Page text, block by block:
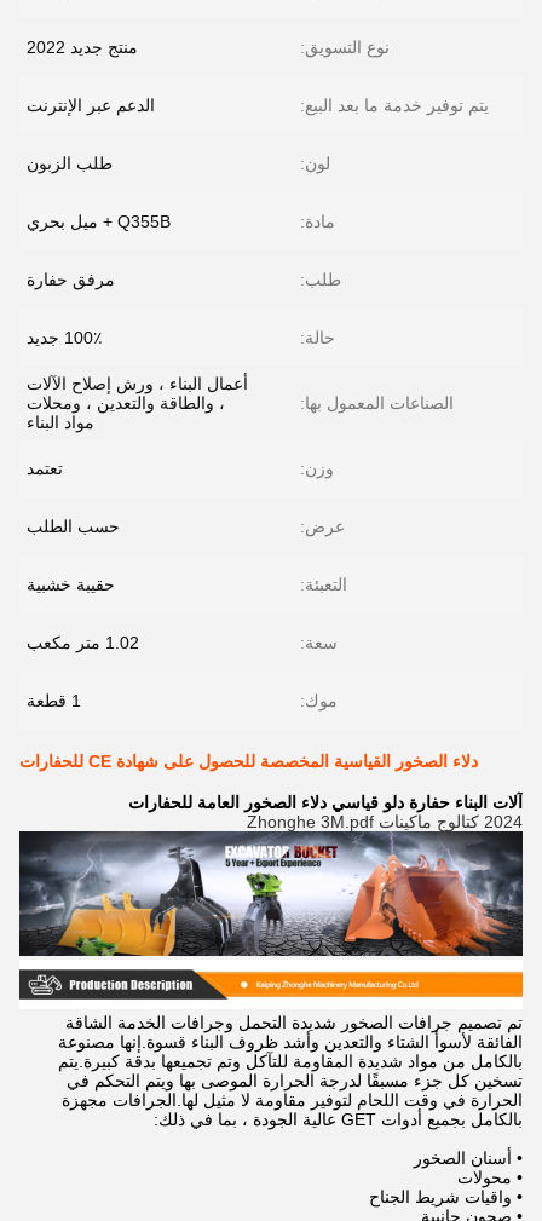
نوع التسويق: منتج جديد 2022
يتم توفير خدمة ما بعد البيع: الدعم عبر الإنترنت
لون: طلب الزبون
مادة: Q355B + ميل بحري
طلب: مرفق حفارة
حالة: 100٪ جديد
الصناعات المعمول بها:
أعمال البناء ، ورش إصلاح الآلات
، والطاقة والتعدين ، ومحلات
مواد البناء
وزن: تعتمد
عرض: حسب الطلب
التعبئة: حقيبة خشبية
سعة: 1.02 متر مكعب
موك: 1 قطعة
دلاء الصخور القياسية المخصصة للحصول على شهادة CE للحفارات
آلات البناء حفارة دلو قياسي دلاء الصخور العامة للحفارات
2024 كتالوج ماكينات Zhonghe 3M.pdf
تم تصميم جرافات الصخور شديدة التحمل وجرافات الخدمة الشاقة
الفائقة لأسوأ الشتاء والتعدين وأشد ظروف البناء قسوة.إنها مصنوعة
بالكامل من مواد شديدة المقاومة للتآكل وتم تجميعها بدقة كبيرة.يتم
تسخين كل جزء مسبقًا لدرجة الحرارة الموصى بها ويتم التحكم في
الحرارة في وقت اللحام لتوفير مقاومة لا مثيل لها.الجرافات مجهزة
بالكامل بجميع أدوات GET عالية الجودة ، بما في ذلك:
• أسنان الصخور
• محولات
• واقيات شريط الجناح
• صحون جانبية